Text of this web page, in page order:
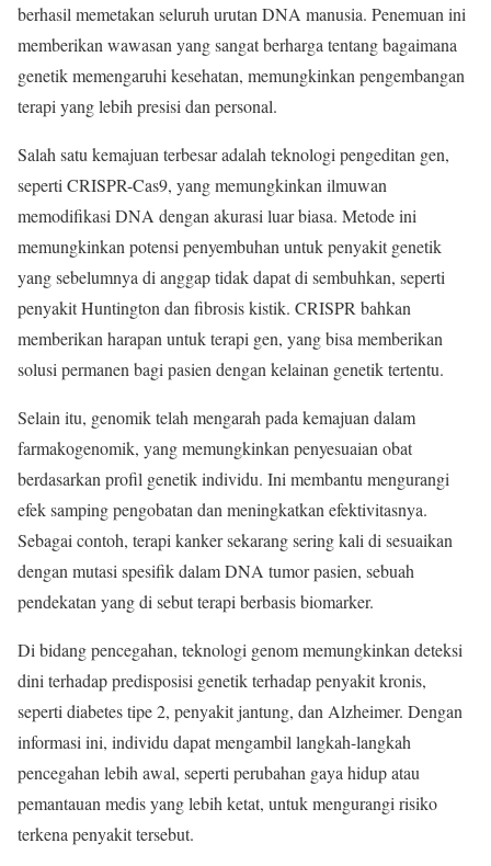
berhasil memetakan seluruh urutan DNA manusia. Penemuan ini
memberikan wawasan yang sangat berharga tentang bagaimana
genetik memengaruhi kesehatan, memungkinkan pengembangan
terapi yang lebih presisi dan personal.
Salah satu kemajuan terbesar adalah teknologi pengeditan gen,
seperti CRISPR-Cas9, yang memungkinkan ilmuwan
memodifikasi DNA dengan akurasi luar biasa. Metode ini
memungkinkan potensi penyembuhan untuk penyakit genetik
yang sebelumnya di anggap tidak dapat di sembuhkan, seperti
penyakit Huntington dan fibrosis kistik. CRISPR bahkan
memberikan harapan untuk terapi gen, yang bisa memberikan
solusi permanen bagi pasien dengan kelainan genetik tertentu.
Selain itu, genomik telah mengarah pada kemajuan dalam
farmakogenomik, yang memungkinkan penyesuaian obat
berdasarkan profil genetik individu. Ini membantu mengurangi
efek samping pengobatan dan meningkatkan efektivitasnya.
Sebagai contoh, terapi kanker sekarang sering kali di sesuaikan
dengan mutasi spesifik dalam DNA tumor pasien, sebuah
pendekatan yang di sebut terapi berbasis biomarker.
Di bidang pencegahan, teknologi genom memungkinkan deteksi
dini terhadap predisposisi genetik terhadap penyakit kronis,
seperti diabetes tipe 2, penyakit jantung, dan Alzheimer. Dengan
informasi ini, individu dapat mengambil langkah-langkah
pencegahan lebih awal, seperti perubahan gaya hidup atau
pemantauan medis yang lebih ketat, untuk mengurangi risiko
terkena penyakit tersebut.